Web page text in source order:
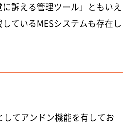
に訴える管理ツール」ともいえ
ているMESシステムも存在し
してアンドン機能を有してお